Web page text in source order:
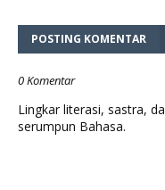
POSTING KOMENTAR
0 Komentar
Lingkar literasi, sastra,
serumpun Bahasa.